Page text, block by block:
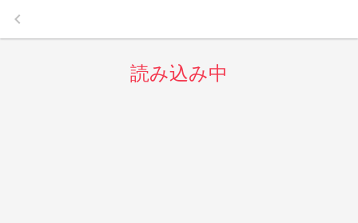
keyboard_arrow_left
読み込み中